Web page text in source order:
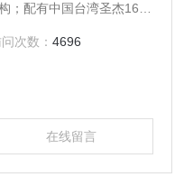
；配有中国台湾圣杰16位
次数： 4696
在线留言